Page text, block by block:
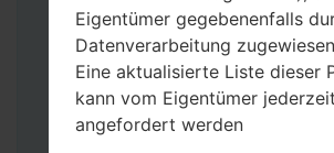
AP: „System & Recovery“
CP: „Modem & Radio“
CSC_***: „Country & Region
HOME_CSC_***:
Operator“
Fügen Sie dem Programm
Eigentümer gegebenenfalls
Datenverarbeitung
Eine aktualisierte Liste dieser
kann vom Eigentümer jederzeit
angefordert werden